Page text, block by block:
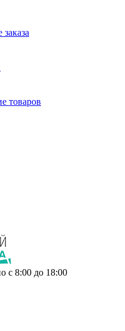
товаров
с 8:00 до 18:00